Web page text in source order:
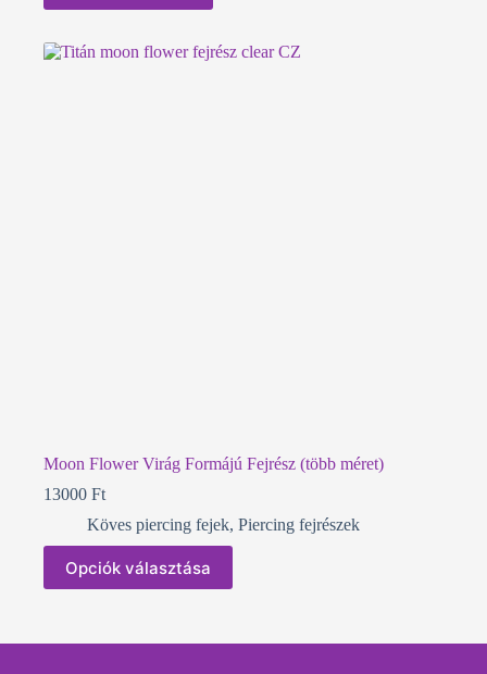
Moon Flower Virág Formájú Fejrész (több méret)
13000 Ft
Köves piercing fejek, Piercing fejrészek
Opciók választása
Ennek
terméknek